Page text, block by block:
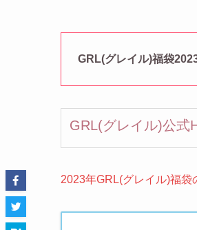
GRL(グレイル)福袋
GRL(グレイル)公式
2023年GRL(グレイル)福袋